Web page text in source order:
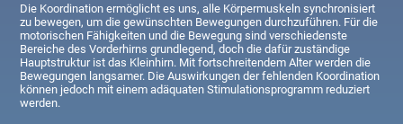
Die Koordination ermöglicht es uns, alle Körpermuskeln synchronisiert
zu bewegen, um die gewünschten Bewegungen durchzuführen. Für die
motorischen Fähigkeiten und die Bewegung sind verschiedenste
Bereiche des Vorderhirns grundlegend, doch die dafür zuständige
Hauptstruktur ist das Kleinhirn. Mit fortschreitendem Alter werden die
Bewegungen langsamer. Die Auswirkungen der fehlenden Koordination
können jedoch mit einem adäquaten Stimulationsprogramm reduziert
werden.